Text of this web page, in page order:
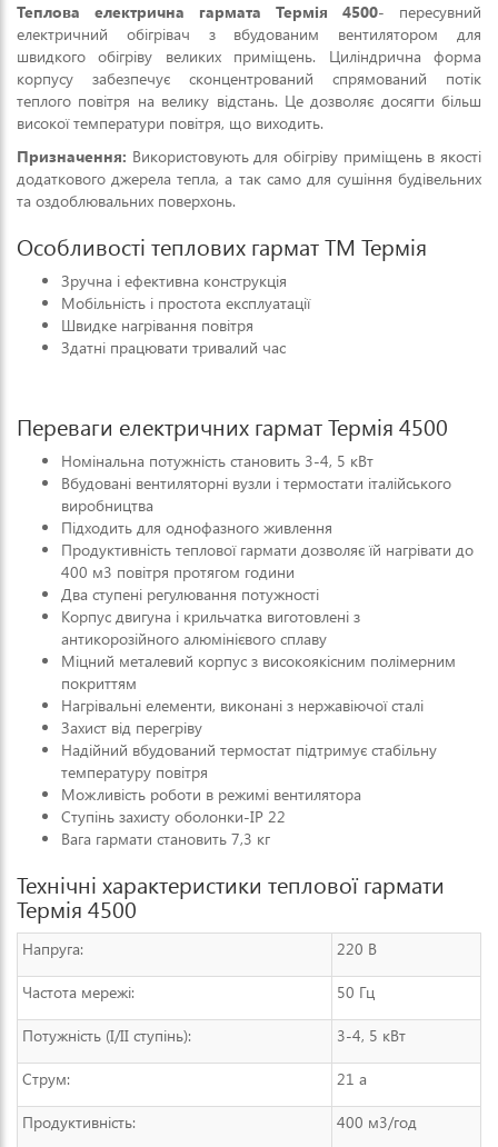
Теплова електрична гармата Термія 4500- пересувний
електричний обігрівач з вбудованим вентилятором для
швидкого обігріву великих приміщень. Циліндрична форма
корпусу забезпечує сконцентрований спрямований потік
теплого повітря на велику відстань. Це дозволяє досягти більш
високої температури повітря, що виходить.
Призначення: Використовують для обігріву приміщень в якості
додаткового джерела тепла, а так само для сушіння будівельних
та оздоблювальних поверхонь.
Особливості теплових гармат ТМ Термія
Зручна і ефективна конструкція
Мобільність і простота експлуатації
Швидке нагрівання повітря
Здатні працювати тривалий час
Переваги електричних гармат Термія 4500
Номінальна потужність становить 3-4, 5 кВт
Вбудовані вентиляторні вузли і термостати італійського
виробництва
Підходить для однофазного живлення
Продуктивність теплової гармати дозволяє їй нагрівати до
400 м3 повітря протягом години
Два ступені регулювання потужності
Корпус двигуна і крильчатка виготовлені з
антикорозійного алюмінієвого сплаву
Міцний металевий корпус з високоякісним полімерним
покриттям
Нагрівальні елементи, виконані з нержавіючої сталі
Захист від перегріву
Надійний вбудований термостат підтримує стабільну
температуру повітря
Можливість роботи в режимі вентилятора
Ступінь захисту оболонки-IP 22
Вага гармати становить 7,3 кг
Технічні характеристики теплової гармати
Термія 4500
Напруга: 220 В
Частота мережі: 50 Гц
Потужність (I/II ступінь): 3-4, 5 кВт
Струм: 21 а
Продуктивність: 400 м3/год